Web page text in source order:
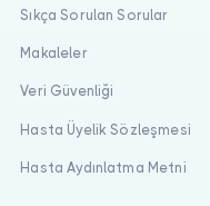
Sıkça Sorulan Sorular
Makaleler
Veri Güvenliği
Hasta Üyelik Sözleşmesi
Hasta Aydınlatma Metni